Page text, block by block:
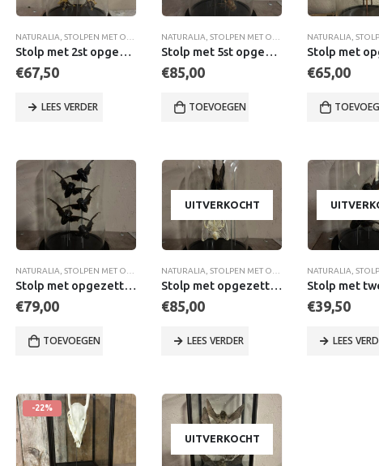
NATURALIA STOLPEN MET OPGEZETTE DIEREN ,UNIEKE ITEMS,UNIEKE STOLPEN & VITRINES
Stolp met 2st opgezette vliegende Boomkikkers (man&vrouw)
€67,50
LEES VERDER
NATURALIA STOLPEN MET OPGEZETTE DIEREN ,UNIEKE
Stolp met 5st opgezette Clearwing Cicaden
€85,00
TOEVOEGEN AAN WINKELWAGEN
NATURALIA STOLPEN
€65,00
NATURALIA STOLPEN MET OPGEZETTE DIEREN ,UNIEKE ITEMS,UNIEKE STOLPEN & VITRINES
Stolp met opgezette Vleermuis cicade vijf stuks
€79,00
TOEVOEGEN AAN WINKELWAGEN
UITVERKOCHT
NATURALIA STOLPEN MET OPGEZETTE DIEREN ,
Stolp met opgezette Vleermuis en Vleermuis skelet
€85,00
LEES VERDER
NATURALIA STOLPEN
€39,50
LEES
-22%
UITVERKOCHT